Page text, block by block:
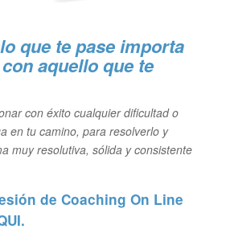
que te pase importa
aquello que te
con éxito cualquier dificultad o
en tu camino, para resolverlo y
muy resolutiva, sólida y consistente
de Coaching On Line